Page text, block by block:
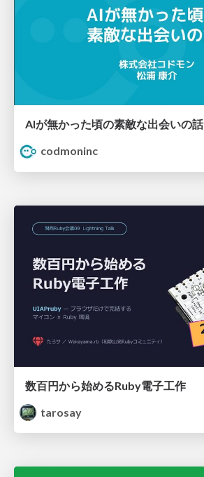
AIが無かった頃の素敵な出会いの話
codmoninc
数百円から始めるRuby電子工作
tarosay